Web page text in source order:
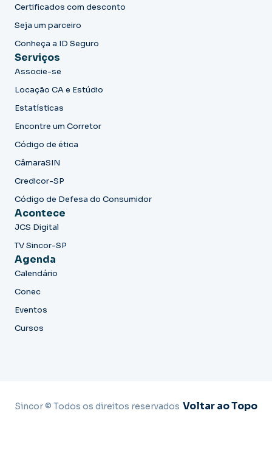
Certificados com desconto
Seja um parceiro
Conheça a ID Seguro
Serviços
Associe-se
Locação CA e Estúdio
Estatísticas
Encontre um Corretor
Código de ética
CâmaraSIN
Credicor-SP
Código de Defesa do Consumidor
Acontece
JCS Digital
TV Sincor-SP
Agenda
Calendário
Conec
Eventos
Cursos
Sincor © Todos os direitos reservados Voltar ao Topo